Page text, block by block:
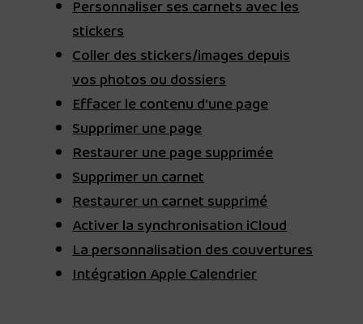
Personnaliser ses carnets avec les
stickers
Coller des stickers/images depuis
vos photos ou dossiers
Effacer le contenu d'une page
Supprimer une page
Restaurer une page supprimée
Supprimer un carnet
Restaurer un carnet supprimé
Activer la synchronisation iCloud
La personnalisation des couvertures
Intégration Apple Calendrier